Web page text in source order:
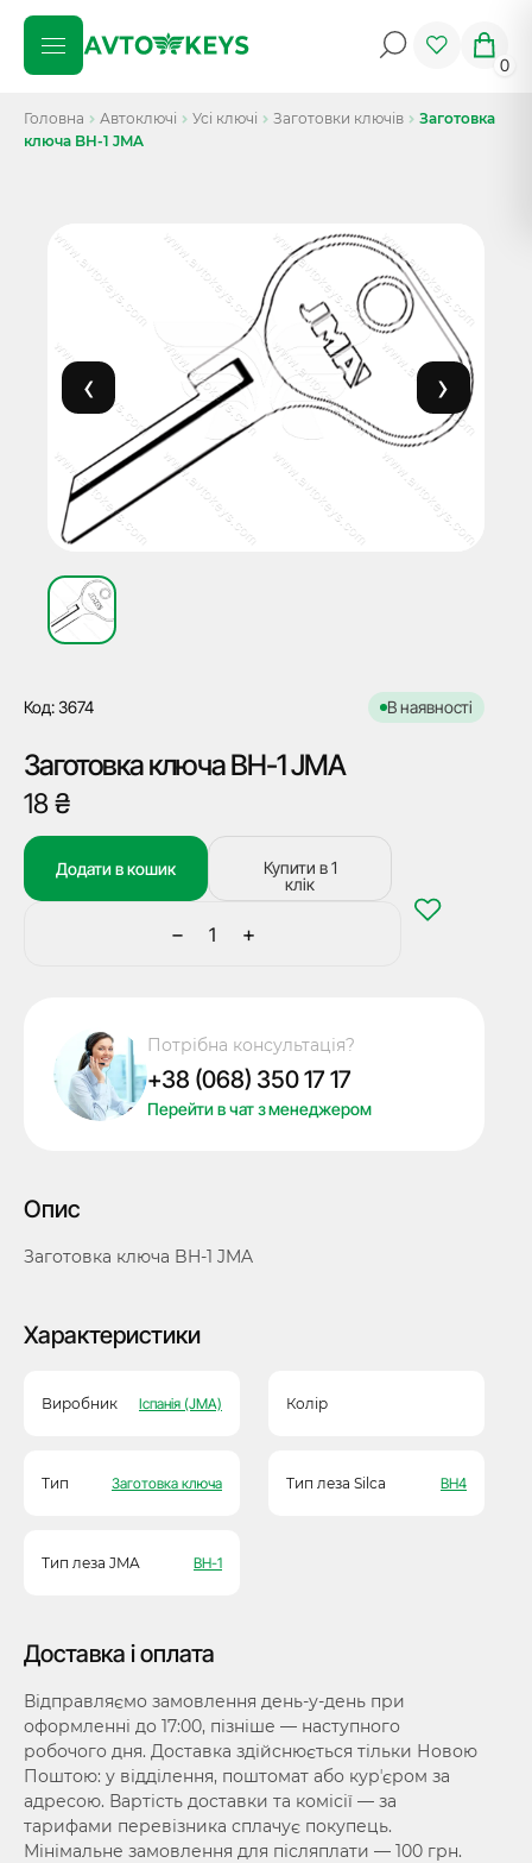
0
Головна Автоключі Усі ключі Заготовки ключів
Заготовка
ключа BH-1 JMA
Код: 3674 В наявності
Заготовка ключа BH-1 JMA
18₴
−
Заготовка
JMA
кількість
+
Додати в кошик
Купити в 1
клік
Потрібна консультація?
+38 (068) 350 17 17
Перейти в чат з менеджером
Опис
Заготовка ключа BH-1 JMA
Характеристики
Виробник Іспанія (JMA) Колір
Тип Заготовка ключа Тип леза Silca BH4
Тип леза JMA BH-1
Доставка і оплата
Відправляємо замовлення день-у-день при
оформленні до 17:00, пізніше — наступного
робочого дня. Доставка здійснюється тільки Новою
Поштою: у відділення, поштомат або курʼєром за
адресою. Вартість доставки та комісії — за
тарифами перевізника сплачує покупець.
Мінімальне замовлення для післяплати — 100 грн.